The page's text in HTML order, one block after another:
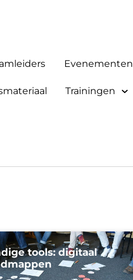
Evenementen
Trainingen
tools: digitaal